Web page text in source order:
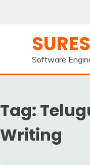
Software
Tag:
Writing